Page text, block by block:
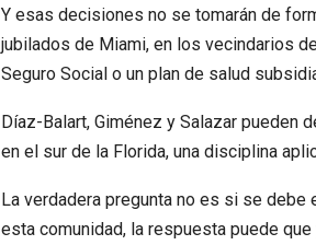
Y esas decisiones no se tomarán de
jubilados de Miami, en los vecindarios
Seguro Social o un plan de salud
Díaz-Balart, Giménez y Salazar pueden
en el sur de la Florida, una disciplina
La verdadera pregunta no es si se
esta comunidad, la respuesta puede